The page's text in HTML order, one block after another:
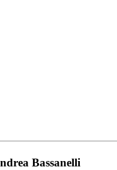
Bassanelli